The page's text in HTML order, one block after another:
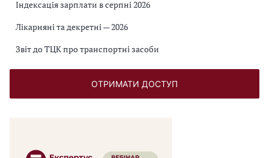
Індексація зарплати в серпні 2026
Лікарняні та декретні — 2026
Звіт до ТЦК про транспортні засоби
ОТРИМАТИ ДОСТУП